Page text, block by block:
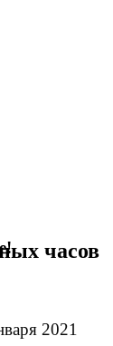
часов
2021